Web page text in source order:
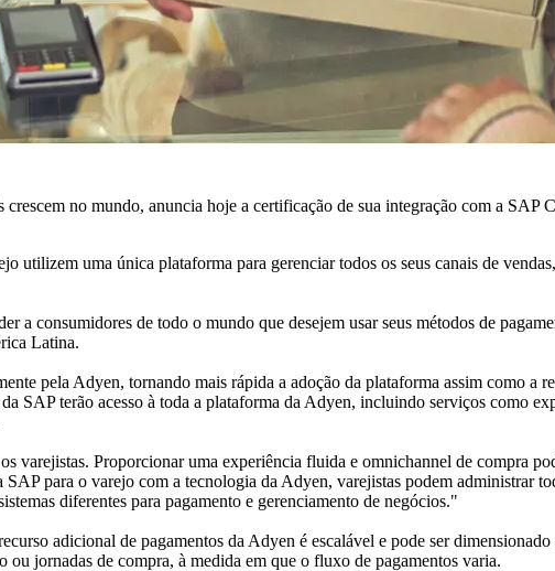
crescem no mundo, anuncia hoje a certificação de sua integração com a
utilizem uma única plataforma para gerenciar todos os seus canais de
a consumidores de todo o mundo que desejem usar seus métodos de
Latina.
pela Adyen, tornando mais rápida a adoção da plataforma assim como a
SAP terão acesso à toda a plataforma da Adyen, incluindo serviços como
varejistas. Proporcionar uma experiência fluida e omnichannel de compra
para o varejo com a tecnologia da Adyen, varejistas podem administrar
diferentes para pagamento e gerenciamento de negócios."
adicional de pagamentos da Adyen é escalável e pode ser
jornadas de compra, à medida em que o fluxo de pagamentos varia.